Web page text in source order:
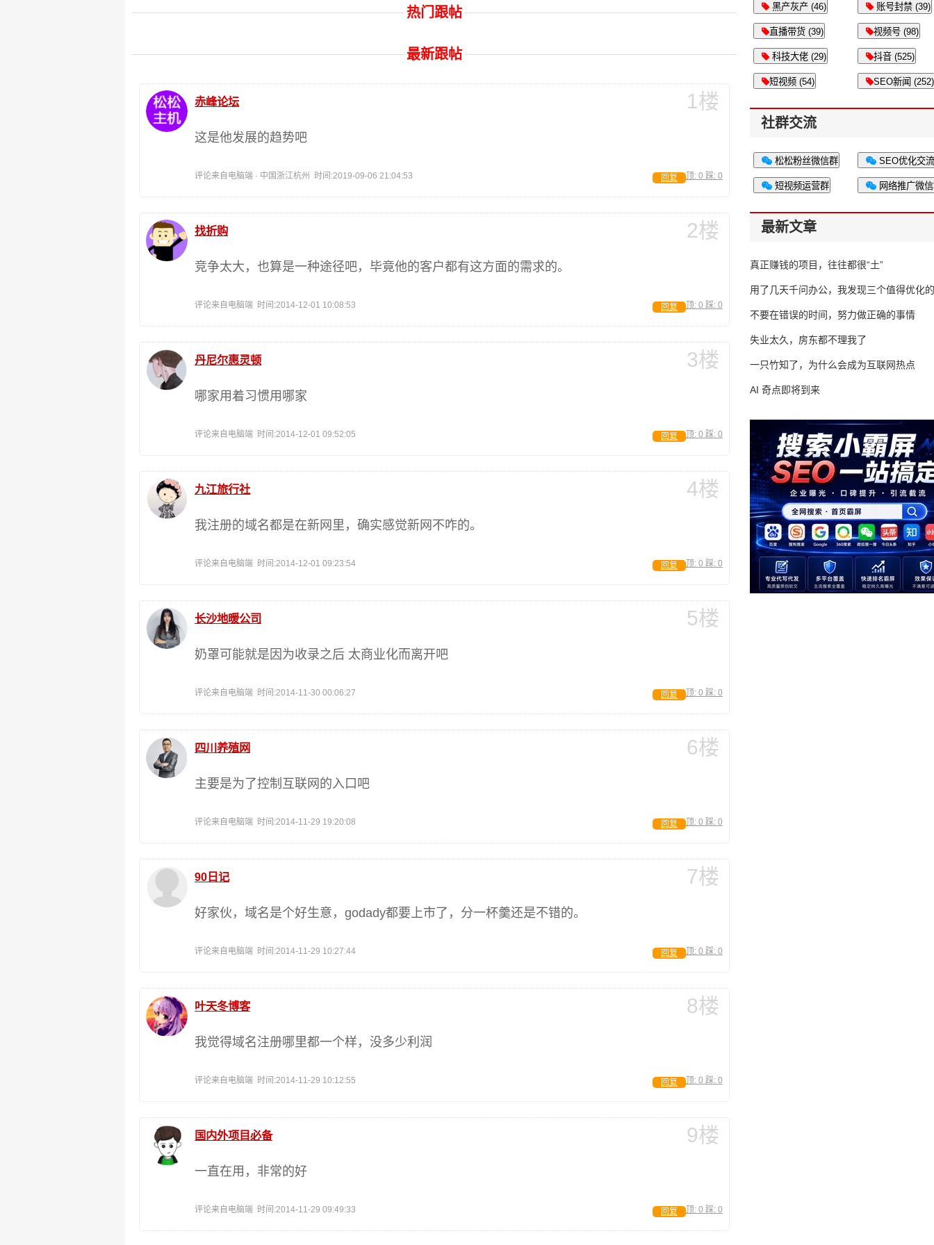
热门跟帖
最新跟帖
1楼
赤峰论坛
这是他发展的趋势吧
评论来自电脑端 · 中国浙江杭州 时间:2019-09-06 21:04:53 顶: 0 踩: 0
回复
2楼
找折购
竞争太大，也算是一种途径吧，毕竟他的客户都有这方面的需求的。
评论来自电脑端 时间:2014-12-01 10:08:53 顶: 0 踩: 0
回复
3楼
丹尼尔惠灵顿
哪家用着习惯用哪家
评论来自电脑端 时间:2014-12-01 09:52:05 顶: 0 踩: 0
回复
4楼
九江旅行社
我注册的域名都是在新网里，确实感觉新网不咋的。
评论来自电脑端 时间:2014-12-01 09:23:54 顶: 0 踩: 0
回复
5楼
长沙地暖公司
奶罩可能就是因为收录之后 太商业化而离开吧
评论来自电脑端 时间:2014-11-30 00:06:27 顶: 0 踩: 0
回复
6楼
四川养殖网
主要是为了控制互联网的入口吧
评论来自电脑端 时间:2014-11-29 19:20:08 顶: 0 踩: 0
回复
7楼
90日记
好家伙，域名是个好生意，godady都要上市了，分一杯羹还是不错的。
评论来自电脑端 时间:2014-11-29 10:27:44 顶: 0 踩: 0
回复
8楼
叶天冬博客
我觉得域名注册哪里都一个样，没多少利润
评论来自电脑端 时间:2014-11-29 10:12:55 顶: 0 踩: 0
回复
9楼
国内外项目必备
一直在用，非常的好
评论来自电脑端 时间:2014-11-29 09:49:33 顶: 0 踩: 0
回复
黑产灰产 (46) 账号封禁 (39)
直播带货 (39) 视频号 (98)
科技大佬 (29) 抖音 (525)
短视频 (54) SEO新闻 (252)
社群交流
松松粉丝微信群 SEO优化交
短视频运营群 网络推广微
最新文章
真正赚钱的项目，往往都很“土”
用了几天千问办公，我发现三个值得优化
不要在错误的时间，努力做正确的事情
失业太久，房东都不理我了
一只竹知了，为什么会成为互联网热点
AI 奇点即将到来